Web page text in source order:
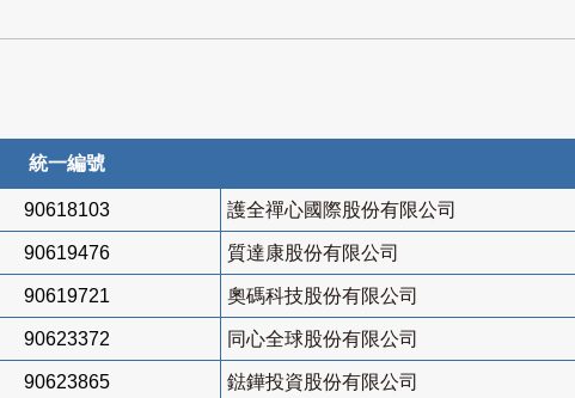
統一編號
90618103 護全禪心國際股份有限公司
90619476 質達康股份有限公司
90619721 奧碼科技股份有限公司
90623372 同心全球股份有限公司
90623865 鍅鏵投資股份有限公司